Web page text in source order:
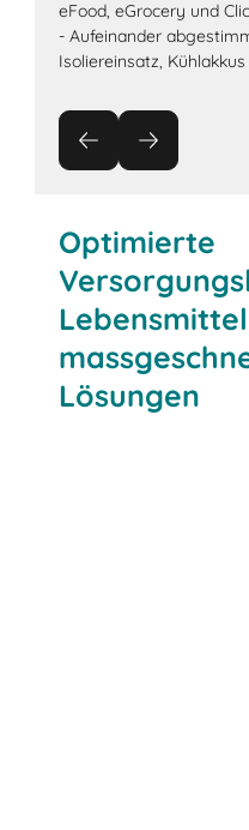
eFood, eGrocery und
- Aufeinander
Isoliereinsatz,
Optimierte
Lösungen